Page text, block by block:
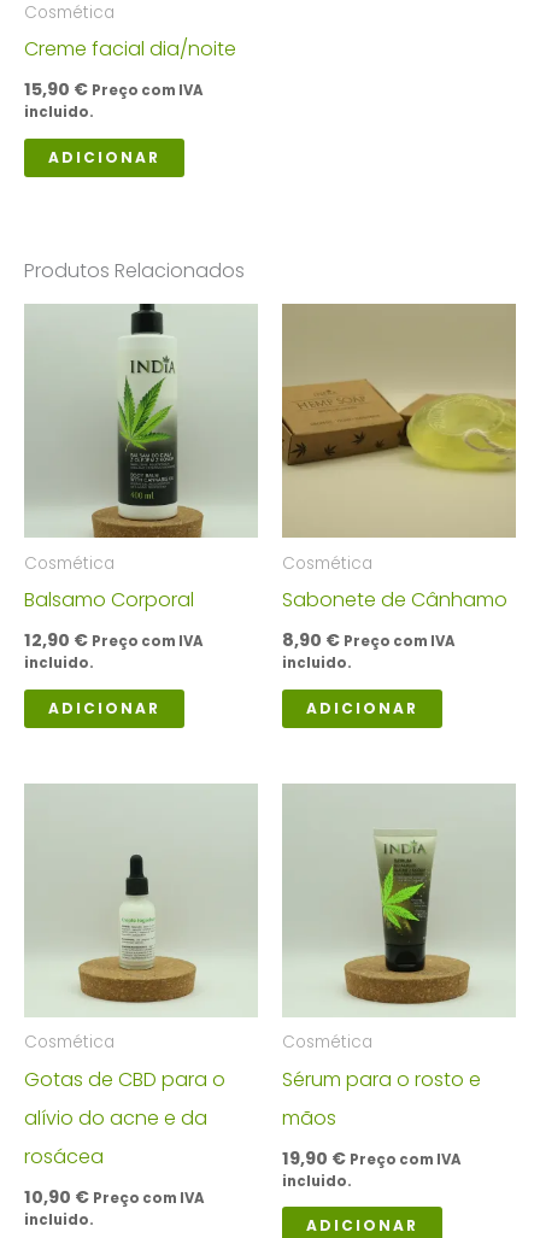
Cosmética
Creme facial dia/noite
15,90 € Preço com IVA
incluido.
ADICIONAR
Produtos Relacionados
Cosmética
Balsamo Corporal
12,90 € Preço com IVA
incluido.
ADICIONAR
Cosmética
Sabonete de Cânhamo
8,90 € Preço com IVA
incluido.
ADICIONAR
Cosmética
Gotas de CBD para o
alívio do acne e da
rosácea
10,90 € Preço com IVA
incluido.
Cosmética
Sérum para o rosto e
mãos
19,90 € Preço com IVA
incluido.
ADICIONAR